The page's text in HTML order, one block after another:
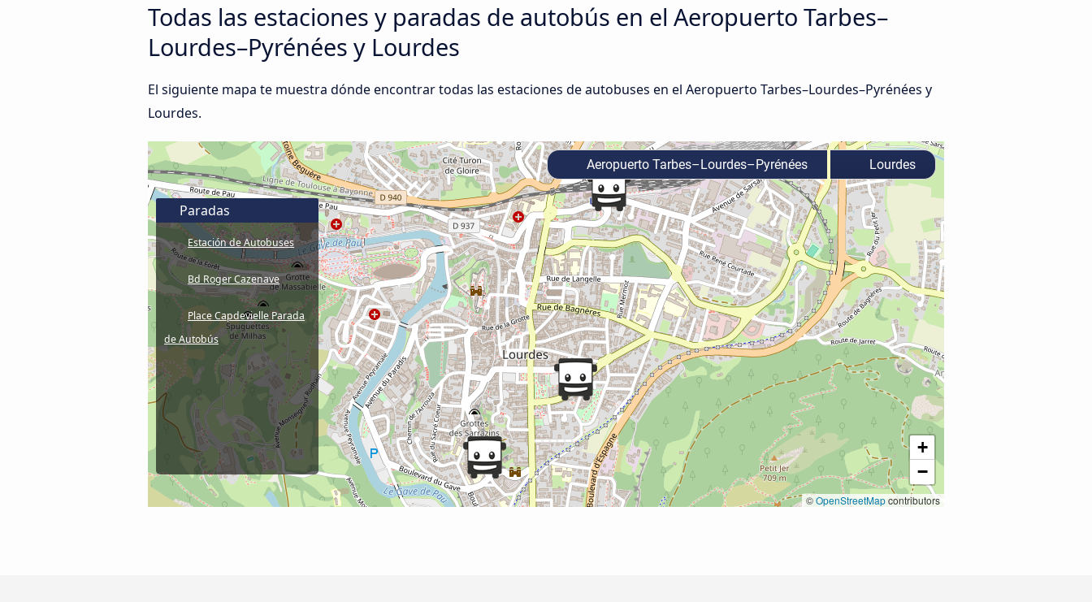
Todas las estaciones y paradas de autobús en el Aeropuerto Tarbes–
Lourdes–Pyrénées y Lourdes
El siguiente mapa te muestra dónde encontrar todas las estaciones de autobuses en el Aeropuerto Tarbes–Lourdes–Pyrénées y
Lourdes.
+
−
©OpenStreetMapcontributors
Paradas
Estación de Autobuses
Bd Roger Cazenave
Place Capdevielle Parada
de Autobús
Aeropuerto Tarbes–Lourdes–Pyrénées Lourdes